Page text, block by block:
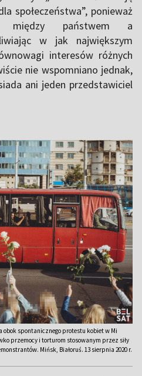
społeczeństwa”, ponieważ
między państwem a
w jak największym
interesów różnych
nie wspomniano jednak,
ani jeden przedstawiciel
obok spontanicznego protestu kobiet w Mi
przemocy i torturom stosowanym przez siły
Mińsk, Białoruś. 13 sierpnia 2020 r.